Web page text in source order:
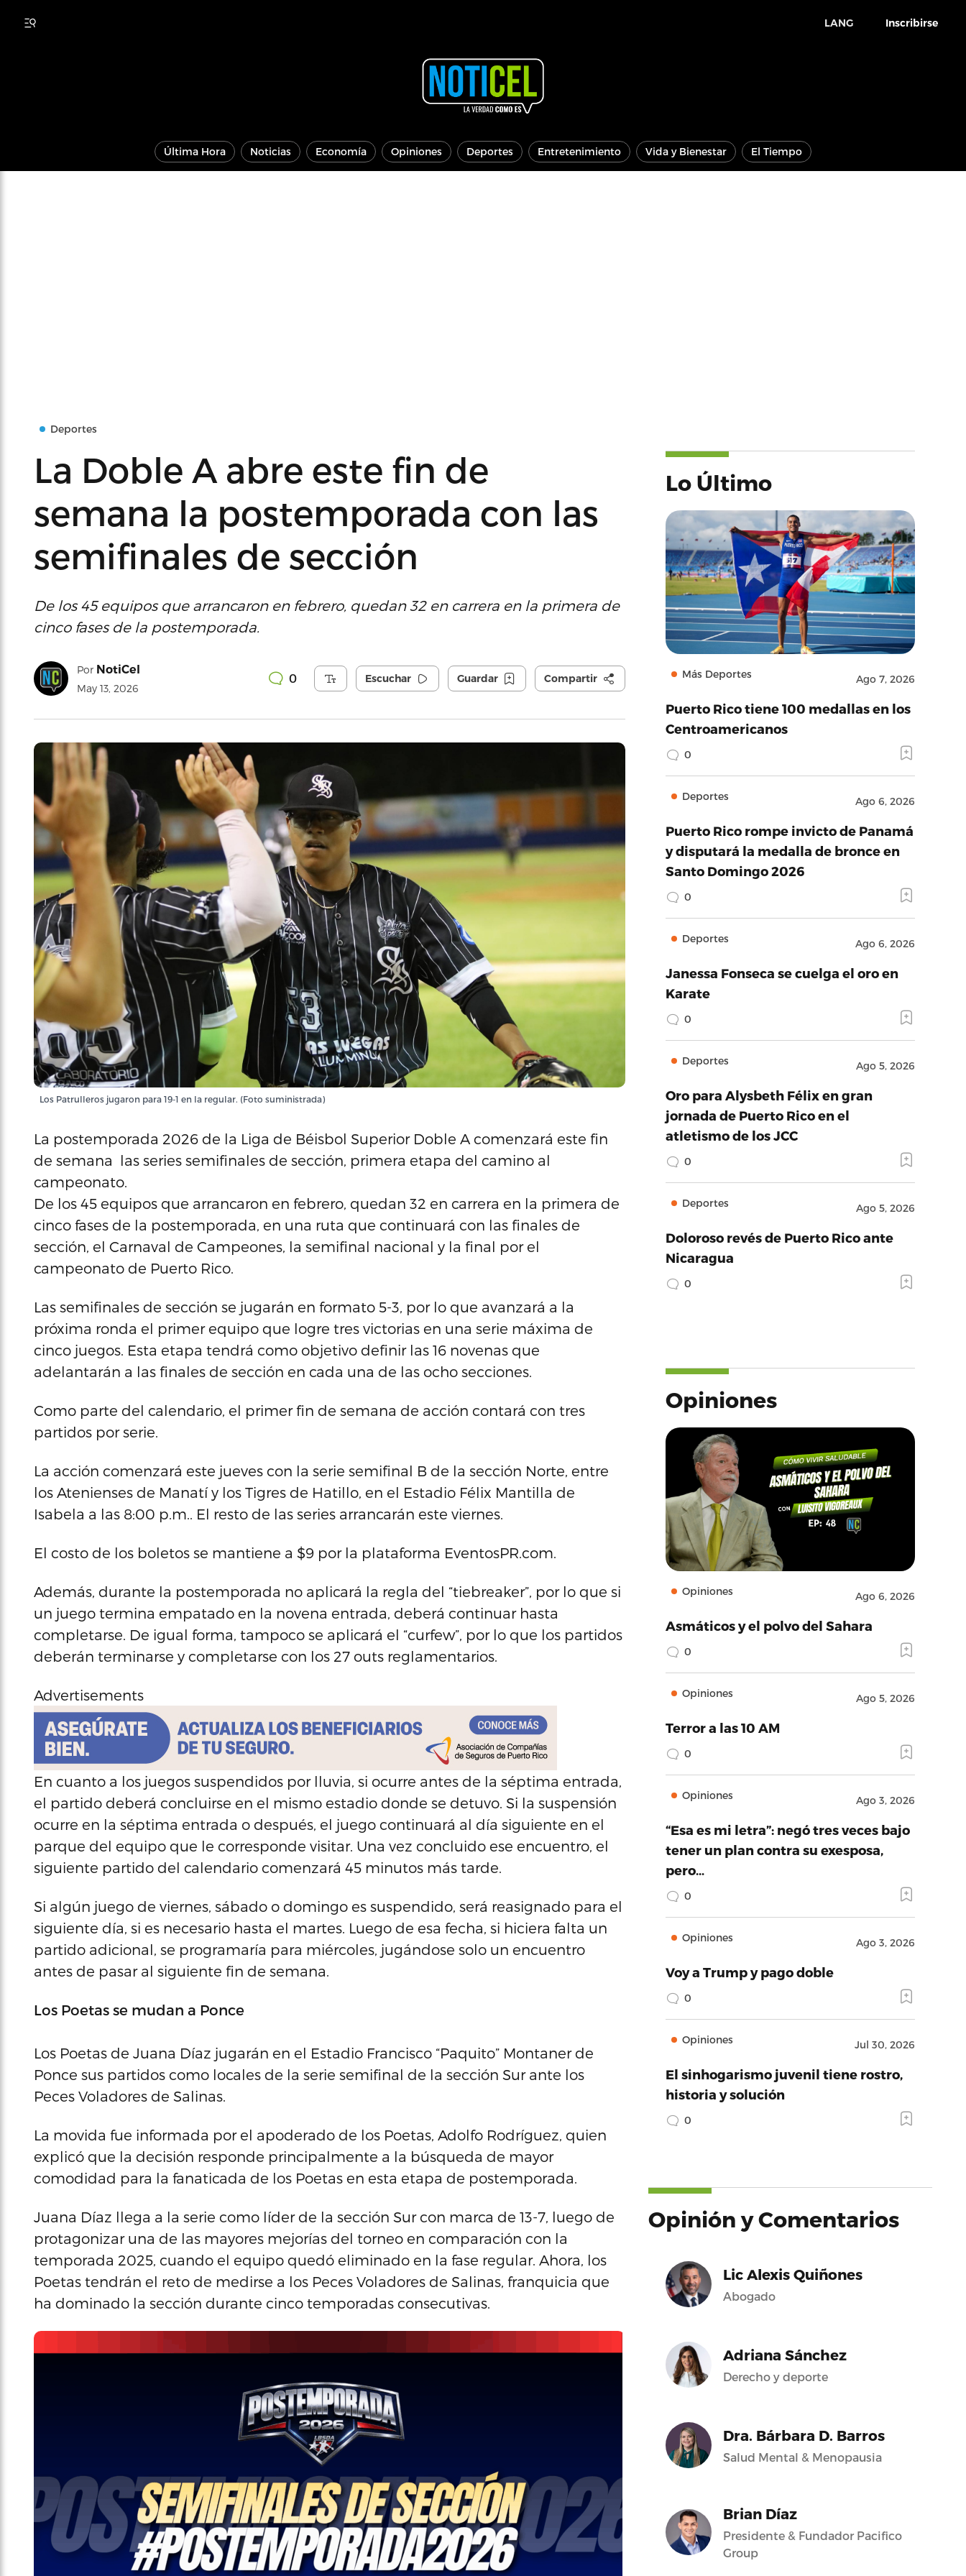
LANG Inscribirse
Última Hora Noticias Economía Opiniones Deportes Entretenimiento Vida y Bienestar El Tiempo
Deportes
La Doble A abre este fin de
semana la postemporada con las
semifinales de sección
De los 45 equipos que arrancaron en febrero, quedan 32 en carrera en la primera de
cinco fases de la postemporada.
Por NotiCel
May 13, 2026
0 Escuchar Guardar Compartir
Los Patrulleros jugaron para 19-1 en la regular. (Foto suministrada)
La postemporada 2026 de la Liga de Béisbol Superior Doble A comenzará este fin
de semana las series semifinales de sección, primera etapa del camino al
campeonato.
De los 45 equipos que arrancaron en febrero, quedan 32 en carrera en la primera de
cinco fases de la postemporada, en una ruta que continuará con las finales de
sección, el Carnaval de Campeones, la semifinal nacional y la final por el
campeonato de Puerto Rico.
Las semifinales de sección se jugarán en formato 5-3, por lo que avanzará a la
próxima ronda el primer equipo que logre tres victorias en una serie máxima de
cinco juegos. Esta etapa tendrá como objetivo definir las 16 novenas que
adelantarán a las finales de sección en cada una de las ocho secciones.
Como parte del calendario, el primer fin de semana de acción contará con tres
partidos por serie.
La acción comenzará este jueves con la serie semifinal B de la sección Norte, entre
los Atenienses de Manatí y los Tigres de Hatillo, en el Estadio Félix Mantilla de
Isabela a las 8:00 p.m.. El resto de las series arrancarán este viernes.
El costo de los boletos se mantiene a $9 por la plataforma EventosPR.com.
Además, durante la postemporada no aplicará la regla del “tiebreaker”, por lo que si
un juego termina empatado en la novena entrada, deberá continuar hasta
completarse. De igual forma, tampoco se aplicará el “curfew”, por lo que los partidos
deberán terminarse y completarse con los 27 outs reglamentarios.
Advertisements
En cuanto a los juegos suspendidos por lluvia, si ocurre antes de la séptima entrada,
el partido deberá concluirse en el mismo estadio donde se detuvo. Si la suspensión
ocurre en la séptima entrada o después, el juego continuará al día siguiente en el
parque del equipo que le corresponde visitar. Una vez concluido ese encuentro, el
siguiente partido del calendario comenzará 45 minutos más tarde.
Si algún juego de viernes, sábado o domingo es suspendido, será reasignado para el
siguiente día, si es necesario hasta el martes. Luego de esa fecha, si hiciera falta un
partido adicional, se programaría para miércoles, jugándose solo un encuentro
antes de pasar al siguiente fin de semana.
Los Poetas se mudan a Ponce
Los Poetas de Juana Díaz jugarán en el Estadio Francisco “Paquito” Montaner de
Ponce sus partidos como locales de la serie semifinal de la sección Sur ante los
Peces Voladores de Salinas.
La movida fue informada por el apoderado de los Poetas, Adolfo Rodríguez, quien
explicó que la decisión responde principalmente a la búsqueda de mayor
comodidad para la fanaticada de los Poetas en esta etapa de postemporada.
Juana Díaz llega a la serie como líder de la sección Sur con marca de 13-7, luego de
protagonizar una de las mayores mejorías del torneo en comparación con la
temporada 2025, cuando el equipo quedó eliminado en la fase regular. Ahora, los
Poetas tendrán el reto de medirse a los Peces Voladores de Salinas, franquicia que
ha dominado la sección durante cinco temporadas consecutivas.
Lo Último
Más Deportes Ago 7, 2026
Puerto Rico tiene 100 medallas en los
Centroamericanos
0
Deportes Ago 6, 2026
Puerto Rico rompe invicto de Panamá
y disputará la medalla de bronce en
Santo Domingo 2026
0
Deportes Ago 6, 2026
Janessa Fonseca se cuelga el oro en
Karate
0
Deportes Ago 5, 2026
Oro para Alysbeth Félix en gran
jornada de Puerto Rico en el
atletismo de los JCC
0
Deportes Ago 5, 2026
Doloroso revés de Puerto Rico ante
Nicaragua
0
Opiniones
Opiniones Ago 6, 2026
Asmáticos y el polvo del Sahara
0
Opiniones Ago 5, 2026
Terror a las 10 AM
0
Opiniones Ago 3, 2026
“Esa es mi letra”: negó tres veces bajo
tener un plan contra su exesposa,
pero…
0
Opiniones Ago 3, 2026
Voy a Trump y pago doble
0
Opiniones Jul 30, 2026
El sinhogarismo juvenil tiene rostro,
historia y solución
0
Opinión y Comentarios
Lic Alexis Quiñones
Abogado
Adriana Sánchez
Derecho y deporte
Dra. Bárbara D. Barros
Salud Mental & Menopausia
Brian Díaz
Presidente & Fundador Pacifico
Group